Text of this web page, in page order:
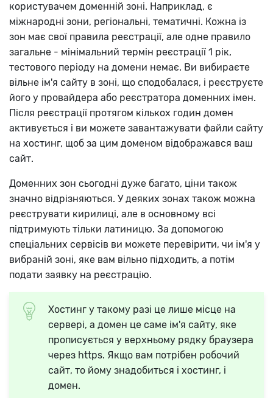
користувачем доменній зоні. Наприклад, є
міжнародні зони, регіональні, тематичні. Кожна із
зон має свої правила реєстрації, але одне правило
загальне - мінімальний термін реєстрації 1 рік,
тестового періоду на домени немає. Ви вибираєте
вільне ім'я сайту в зоні, що сподобалася, і реєструєте
його у провайдера або реєстратора доменних імен.
Після реєстрації протягом кількох годин домен
активується і ви можете завантажувати файли сайту
на хостинг, щоб за цим доменом відображався ваш
сайт.
Доменних зон сьогодні дуже багато, ціни також
значно відрізняються. У деяких зонах також можна
реєструвати кирилиці, але в основному всі
підтримують тільки латиницю. За допомогою
спеціальних сервісів ви можете перевірити, чи ім'я у
вибраній зоні, яке вам вільно підходить, а потім
подати заявку на реєстрацію.
Хостинг у такому разі це лише місце на
сервері, а домен це саме ім'я сайту, яке
прописується у верхньому рядку браузера
через https. Якщо вам потрібен робочий
сайт, то йому знадобиться і хостинг, і
домен.